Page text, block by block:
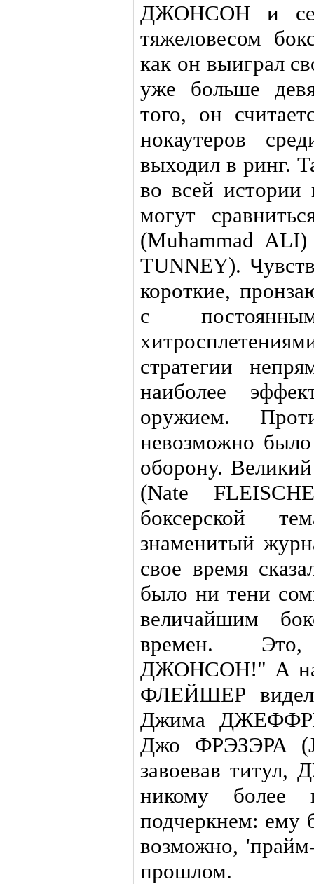
ДЖОНСОН и
тяжеловесом
как он выиграл
уже больше
того, он
нокаутеров
выходил в ринг.
во всей истории
могут
(Muhammad
TUNNEY).
короткие,
с
стратегии
наиболее
оружием.
невозможно
оборону.
(Nate
боксерской
знаменитый
свое время
было ни тени
величайшим
времен.
ДЖОНСОН!" А
ФЛЕЙШЕР видел
Джима
Джо ФРЭЗЭРА
завоевав
никому более
подчеркнем: ему
возможно,
прошлом.